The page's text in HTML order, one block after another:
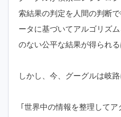
索結果の判定を人間の判断
ータに基づいてアルゴリズ
のない公平な結果が得られる
しかし、今、グーグルは岐
｢世界中の情報を整理して